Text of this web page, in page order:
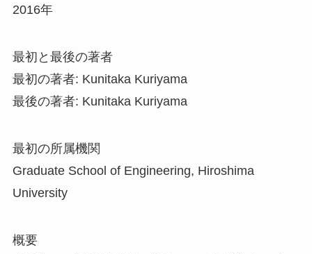
2016年
最初と最後の著者
最初の著者: Kunitaka Kuriyama
最後の著者: Kunitaka Kuriyama
最初の所属機関
Graduate School of Engineering, Hiroshima
University
概要